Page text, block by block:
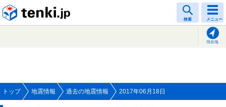
検索 メニュー
現在地
トップ 地震情報 過去の地震情報 2017年06月18日